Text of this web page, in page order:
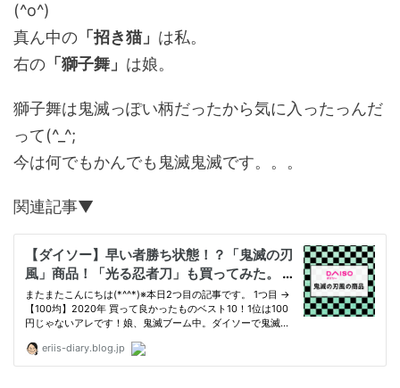
(^o^)
真ん中の 「招き猫」 は私。
右の 「獅子舞」 は娘。
獅子舞は鬼滅っぽい柄だったから気に入ったっんだ
って(^_^;
今は何でもかんでも鬼滅鬼滅です。。。
関連記事▼